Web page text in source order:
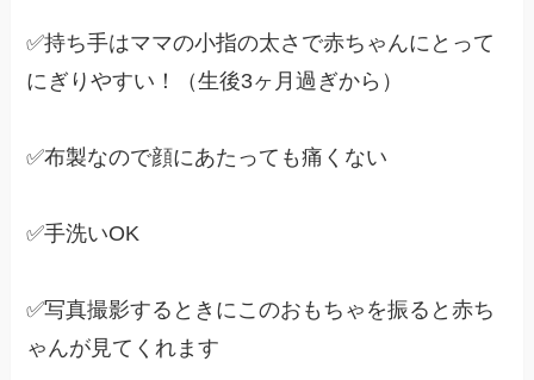
✅持ち手はママの小指の太さで赤ちゃんにとって
にぎりやすい！（生後3ヶ月過ぎから）
✅布製なので顔にあたっても痛くない
✅手洗いOK
✅写真撮影するときにこのおもちゃを振ると赤ち
ゃんが見てくれます